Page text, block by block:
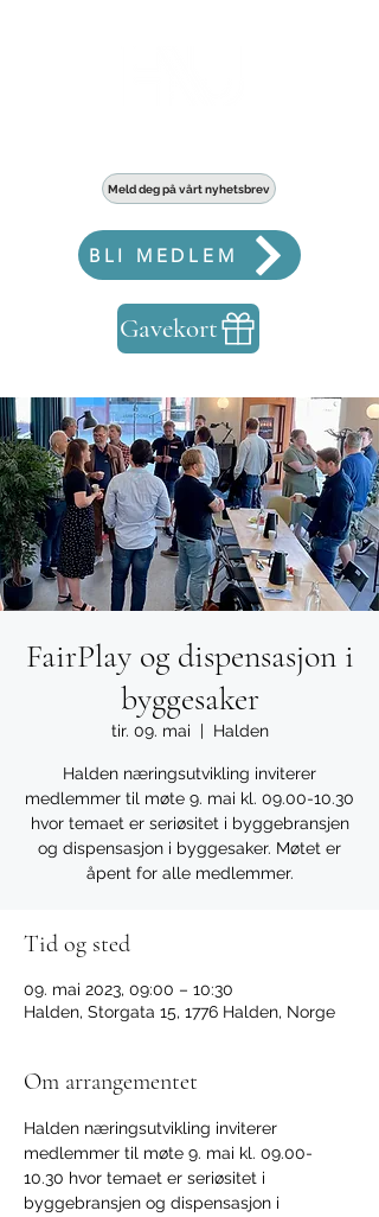
Meld deg på vårt nyhetsbrev
BLI MEDLEM
Gavekort
FairPlay og dispensasjon i
byggesaker
tir. 09. mai
  |
Halden
Halden næringsutvikling inviterer
medlemmer til møte 9. mai kl. 09.00-10.30
hvor temaet er seriøsitet i byggebransjen
og dispensasjon i byggesaker. Møtet er
åpent for alle medlemmer.
Tid og sted
09. mai 2023, 09:00 – 10:30
Halden, Storgata 15, 1776 Halden, Norge
Om arrangementet
Halden næringsutvikling inviterer
medlemmer til møte 9. mai kl. 09.00-
10.30 hvor temaet er seriøsitet i
byggebransjen og dispensasjon i